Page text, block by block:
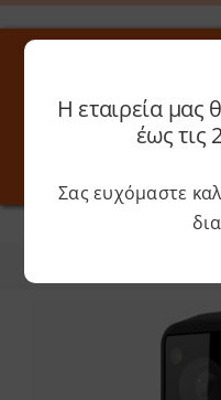
Μετάβαση
στο
Αναζήτηση
Toggle
Η εταιρεία μας
έως τις
Σας ευχόμαστε